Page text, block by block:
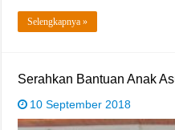
Selengkapnya »
Serahkan Bantuan Anak
10 September 2018